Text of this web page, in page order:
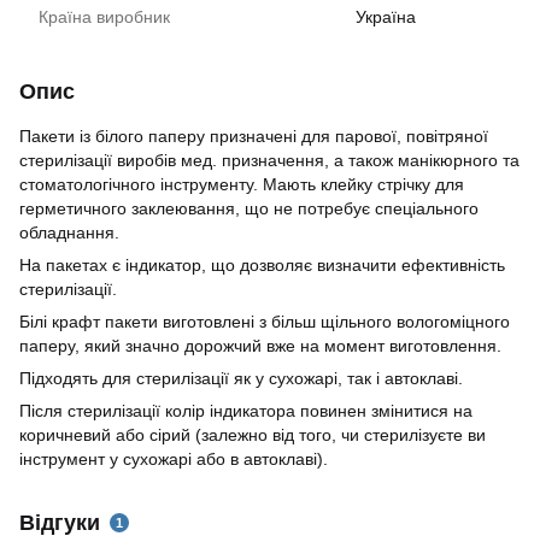
Країна виробник Україна
Опис
Пакети із білого паперу призначені для парової, повітряної
стерилізації виробів мед. призначення, а також манікюрного та
стоматологічного інструменту. Мають клейку стрічку для
герметичного заклеювання, що не потребує спеціального
обладнання.
На пакетах є індикатор, що дозволяє визначити ефективність
стерилізації.
Білі крафт пакети виготовлені з більш щільного вологоміцного
паперу, який значно дорожчий вже на момент виготовлення.
Підходять для стерилізації як у сухожарі, так і автоклаві.
Після стерилізації колір індикатора повинен змінитися на
коричневий або сірий (залежно від того, чи стерилізуєте ви
інструмент у сухожарі або в автоклаві).
Відгуки 1